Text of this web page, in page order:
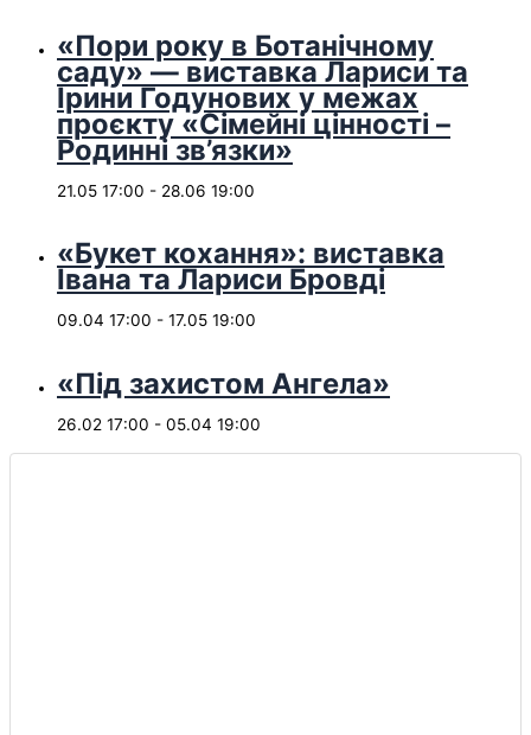
«Пори року в Ботанічному
саду» — виставка Лариси та
Ірини Годунових у межах
проєкту «Сімейні цінності –
Родинні зв’язки»
21.05 17:00 - 28.06 19:00
«Букет кохання»: виставка
Івана та Лариси Бровді
09.04 17:00 - 17.05 19:00
«Під захистом Ангела»
26.02 17:00 - 05.04 19:00